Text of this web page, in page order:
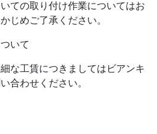
ての取り付け作業についてはお
じめご了承ください。
いて
な工賃につきましてはビアンキ
合わせください。